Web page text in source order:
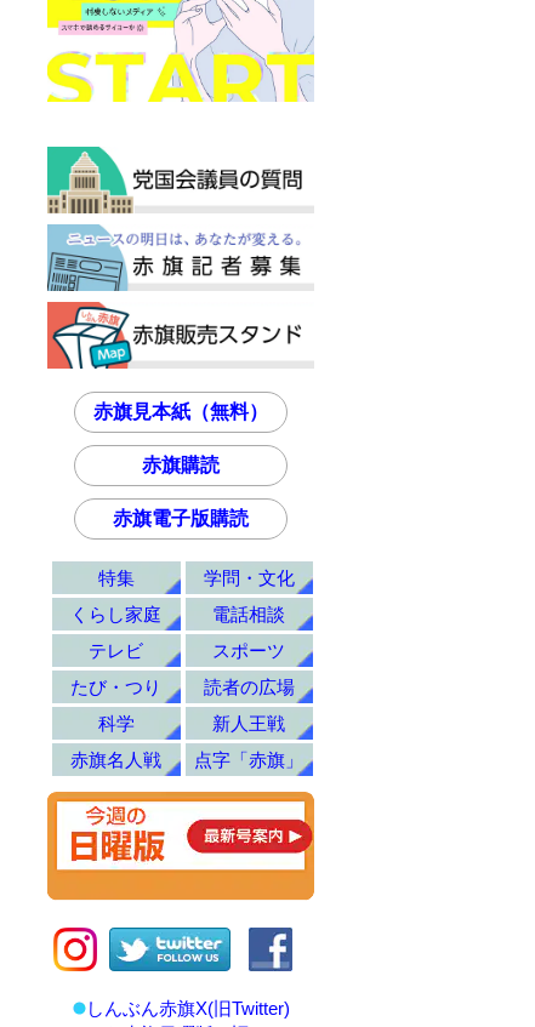
赤旗見本紙（無料）
赤旗購読
赤旗電子版購読
特集
学問・文化
くらし家庭
電話相談
テレビ
スポーツ
たび・つり
読者の広場
科学
新人王戦
赤旗名人戦
点字「赤旗」
しんぶん赤旗X(旧Twitter)